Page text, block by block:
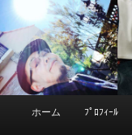
メ
ホーム ﾌﾟﾛﾌｨｰﾙ